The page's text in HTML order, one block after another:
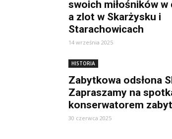
swoich miłośników w
a zlot w Skarżysku i
Starachowicach
14 września 2025
HISTORIA
Zabytkowa odsłona
Zapraszamy na
konserwatorem
30 czerwca 2025